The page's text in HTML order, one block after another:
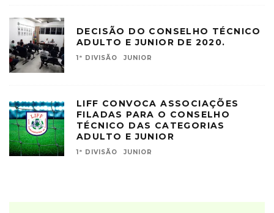
DECISÃO DO CONSELHO TÉCNICO
ADULTO E JUNIOR DE 2020.
1ª DIVISÃO JUNIOR
LIFF CONVOCA ASSOCIAÇÕES
FILADAS PARA O CONSELHO
TÉCNICO DAS CATEGORIAS
ADULTO E JUNIOR
1ª DIVISÃO JUNIOR